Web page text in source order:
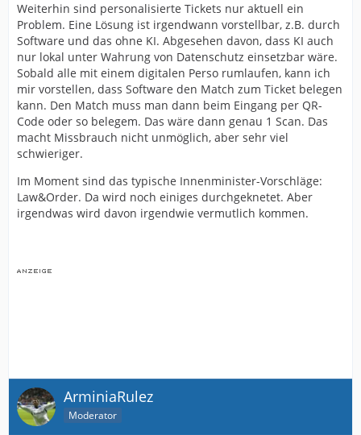
Weiterhin sind personalisierte Tickets nur aktuell ein
Problem. Eine Lösung ist irgendwann vorstellbar, z.B. durch
Software und das ohne KI. Abgesehen davon, dass KI auch
nur lokal unter Wahrung von Datenschutz einsetzbar wäre.
Sobald alle mit einem digitalen Perso rumlaufen, kann ich
mir vorstellen, dass Software den Match zum Ticket belegen
kann. Den Match muss man dann beim Eingang per QR-
Code oder so belegem. Das wäre dann genau 1 Scan. Das
macht Missbrauch nicht unmöglich, aber sehr viel
schwieriger.
Im Moment sind das typische Innenminister-Vorschläge:
Law&Order. Da wird noch einiges durchgeknetet. Aber
irgendwas wird davon irgendwie vermutlich kommen.
ArminiaRulez
Moderator